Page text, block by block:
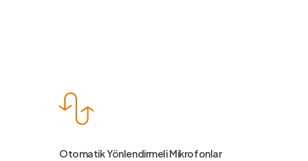
Otomatik Yönlendirmeli Mikrofonlar